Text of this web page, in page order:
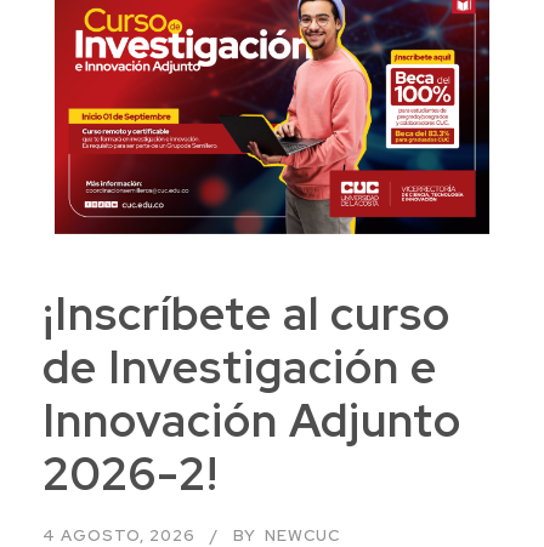
¡Inscríbete al curso
de Investigación e
Innovación Adjunto
2026-2!
4 AGOSTO, 2026 BY NEWCUC